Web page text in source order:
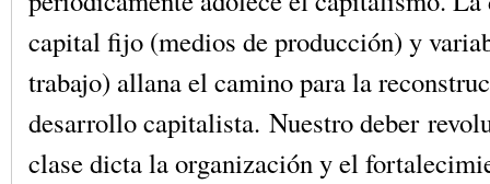
capital fijo (medios de producción) y
trabajo) allana el camino para la
desarrollo capitalista. Nuestro deber
clase dicta la organización y el